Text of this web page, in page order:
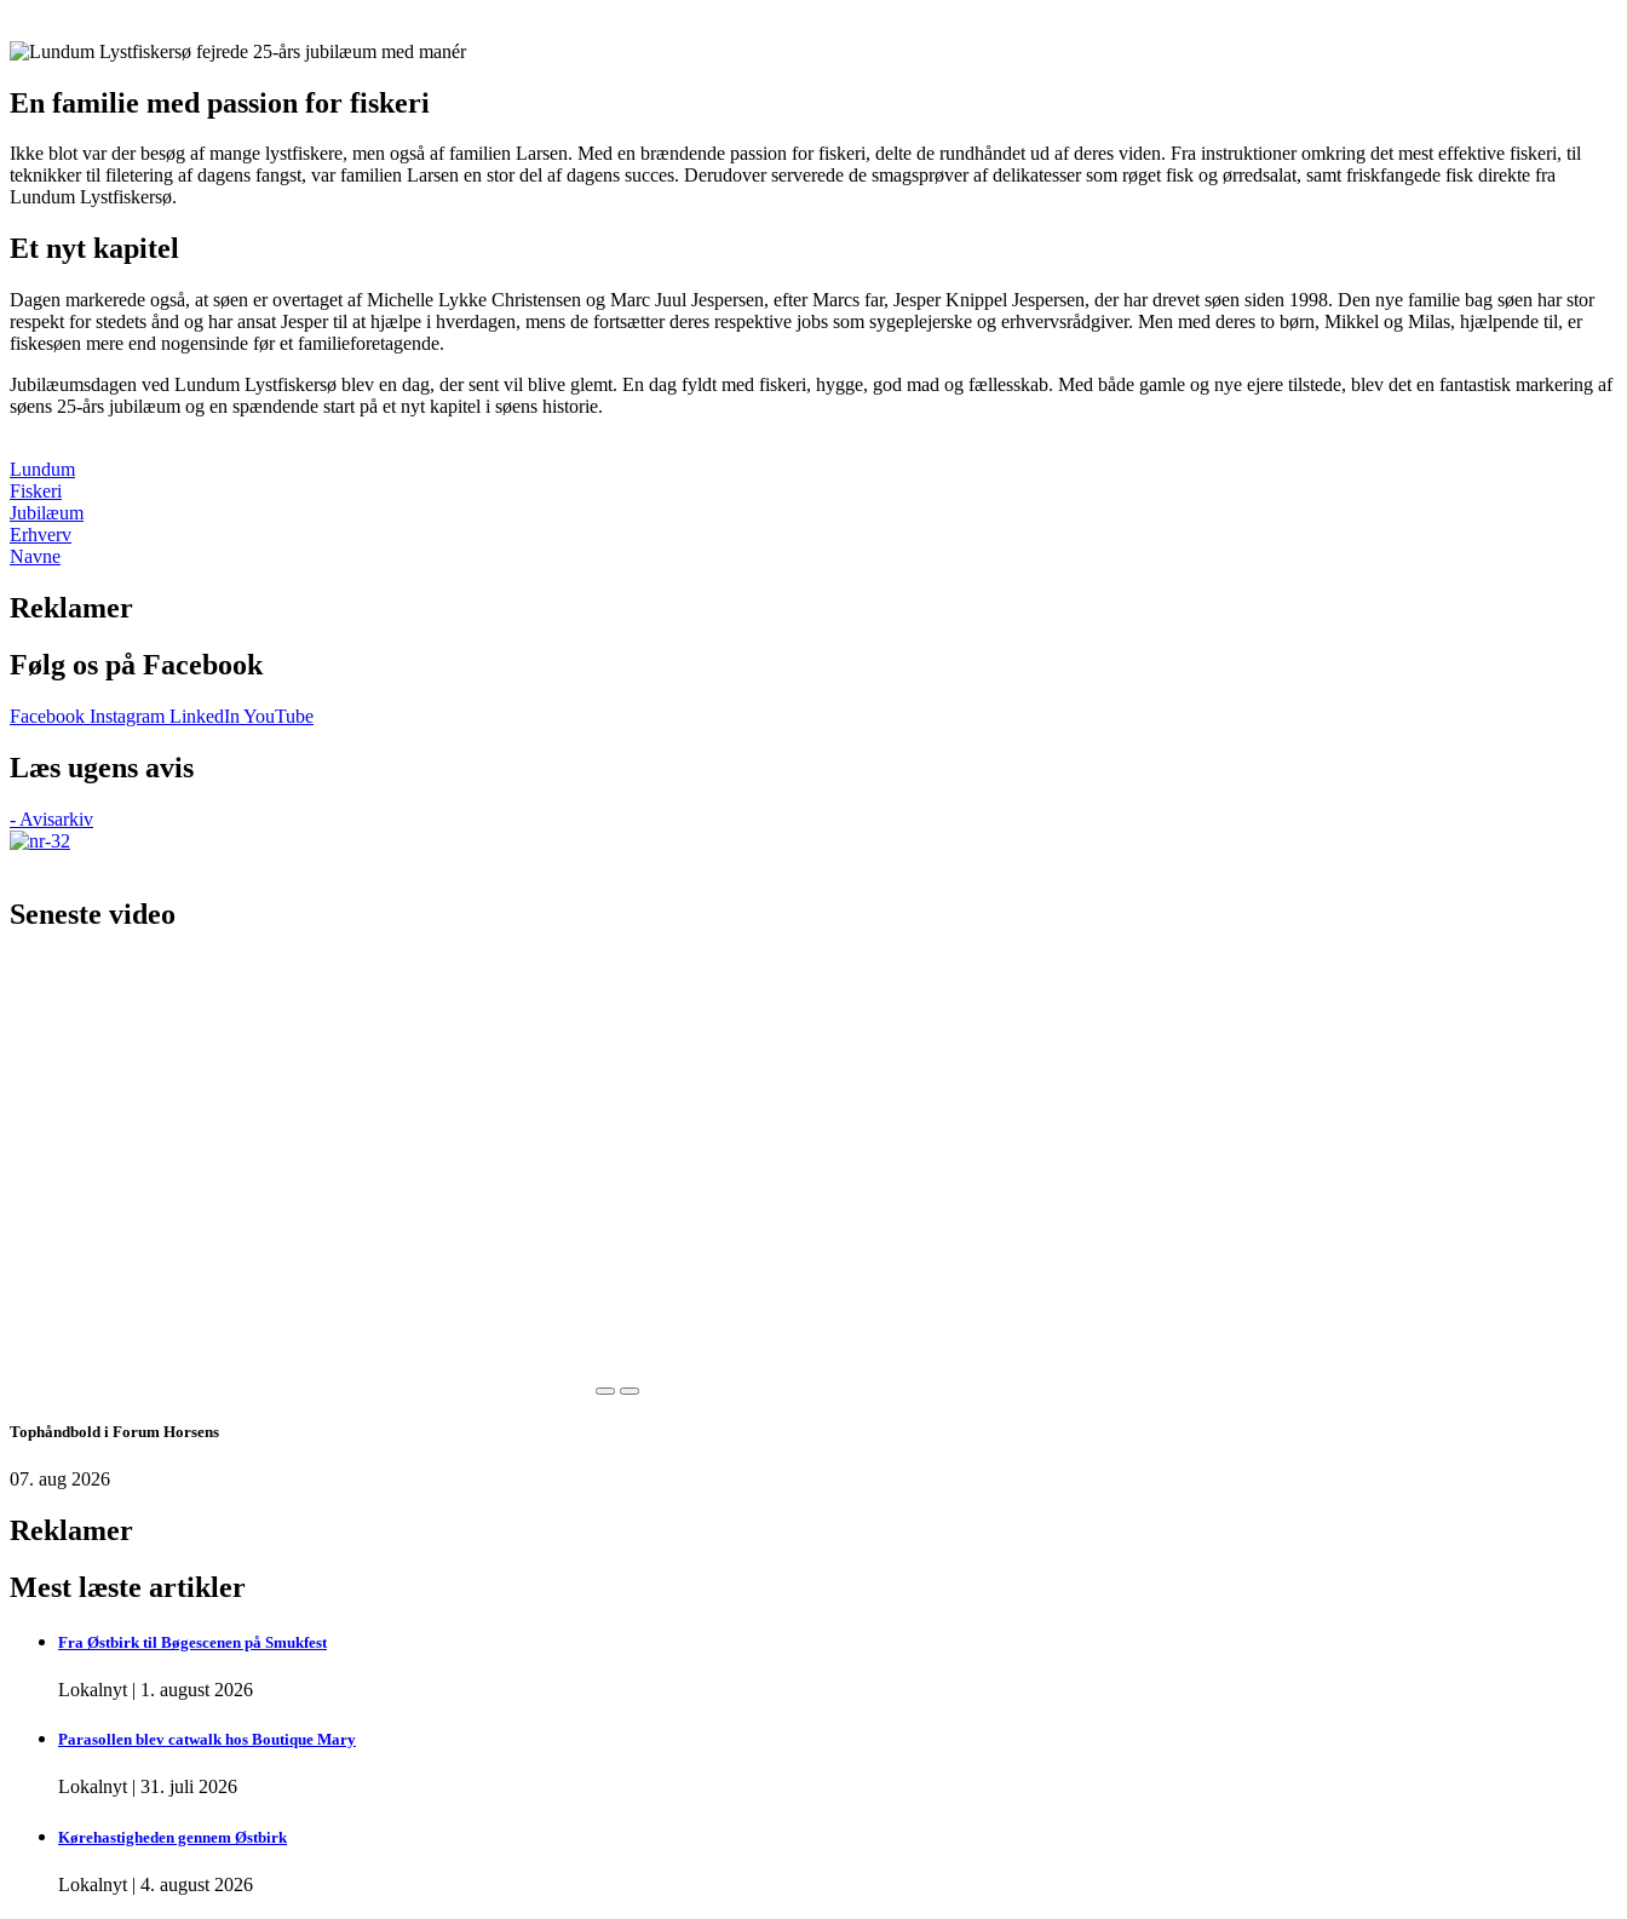
En familie med passion for fiskeri
Ikke blot var der besøg af mange lystfiskere, men også af familien Larsen. Med en brændende passion for fiskeri, delte de rundhåndet ud af deres viden. Fra instruktioner omkring det mest effektive fiskeri, til
teknikker til filetering af dagens fangst, var familien Larsen en stor del af dagens succes. Derudover serverede de smagsprøver af delikatesser som røget fisk og ørredsalat, samt friskfangede fisk direkte fra
Lundum Lystfiskersø.
Et nyt kapitel
Dagen markerede også, at søen er overtaget af Michelle Lykke Christensen og Marc Juul Jespersen, efter Marcs far, Jesper Knippel Jespersen, der har drevet søen siden 1998. Den nye familie bag søen har stor
respekt for stedets ånd og har ansat Jesper til at hjælpe i hverdagen, mens de fortsætter deres respektive jobs som sygeplejerske og erhvervsrådgiver. Men med deres to børn, Mikkel og Milas, hjælpende til, er
fiskesøen mere end nogensinde før et familieforetagende.
Jubilæumsdagen ved Lundum Lystfiskersø blev en dag, der sent vil blive glemt. En dag fyldt med fiskeri, hygge, god mad og fællesskab. Med både gamle og nye ejere tilstede, blev det en fantastisk markering af
søens 25-års jubilæum og en spændende start på et nyt kapitel i søens historie.
Lundum
Fiskeri
Jubilæum
Erhverv
Navne
Reklamer
Følg os på Facebook
Facebook Instagram LinkedIn YouTube
Læs ugens avis
- Avisarkiv
Seneste video
Tophåndbold i Forum Horsens
07. aug 2026
Reklamer
Mest læste artikler
Fra Østbirk til Bøgescenen på Smukfest
Lokalnyt | 1. august 2026
Parasollen blev catwalk hos Boutique Mary
Lokalnyt| 31. juli 2026
Kørehastigheden gennem Østbirk
Lokalnyt | 4. august 2026